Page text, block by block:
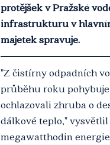
protějšek v Pražské
infrastrukturu v
majetek spravuje.
"Z čistírny odpadních
průběhu roku pohybuje
ochlazovali zhruba o
dálkové teplo,"
megawatthodin